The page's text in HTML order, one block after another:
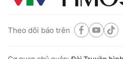
Theo dõi báo trên